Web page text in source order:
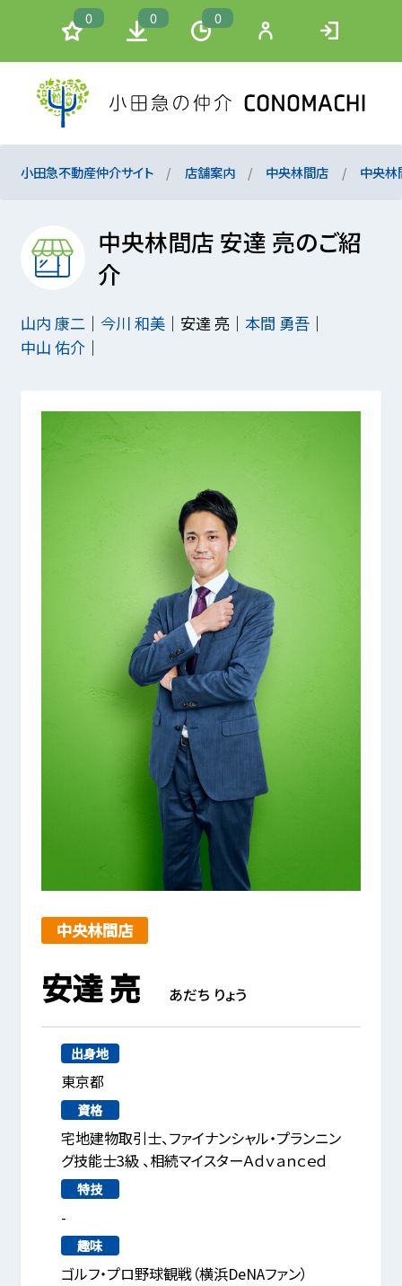
0 0 0
小田急不動産仲介サイト 店舗案内 中央林間店 中央林
中央林間店 安達 亮のご紹
介
山内 康二 今川 和美 安達 亮
本間 勇吾
中山 佑介
中央林間店
安達 亮 あだち りょう
出身地
東京都
資格
宅地建物取引士、ファイナンシャル・プランニン
グ技能士3級 、相続マイスターＡｄｖａｎｃｅｄ
特技
-
趣味
ゴルフ・プロ野球観戦（横浜DeNAファン）